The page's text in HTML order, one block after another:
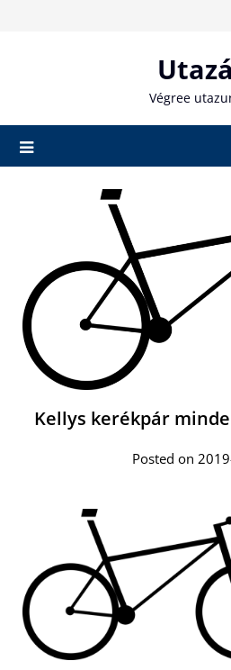
Végree
Kellys kerékpár
Posted on